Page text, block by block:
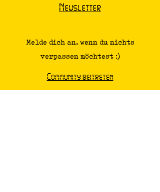
Newsletter
Melde dich an, wenn du nichts
verpassen möchtest :)
Community beitreten